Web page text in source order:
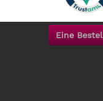
Eine